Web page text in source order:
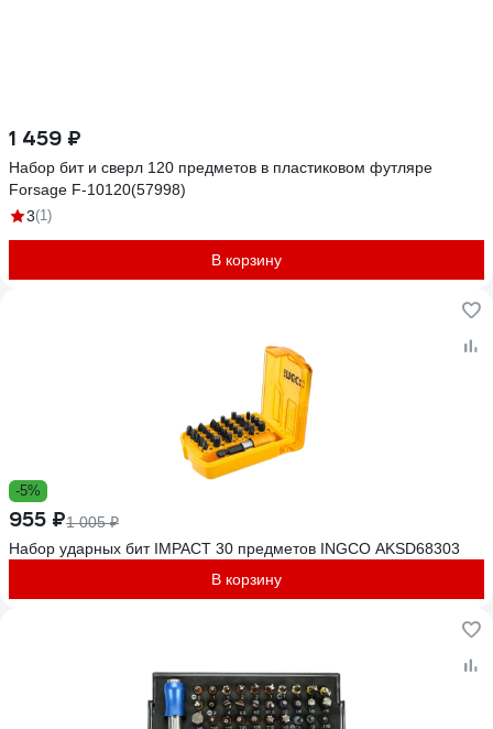
1 459 ₽
Набор бит и сверл 120 предметов в пластиковом футляре
Forsage F-10120(57998)
3(1)
В корзину
-5%
955 ₽1 005 ₽
Набор ударных бит IMPACT 30 предметов INGCO AKSD68303
В корзину